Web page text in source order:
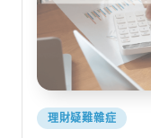
Posted
理財疑難雜症